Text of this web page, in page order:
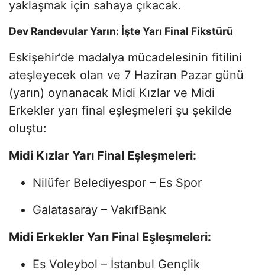
yaklaşmak için sahaya çıkacak.
Dev Randevular Yarın: İşte Yarı Final Fikstürü
Eskişehir’de madalya mücadelesinin fitilini
ateşleyecek olan ve 7 Haziran Pazar günü
(yarın) oynanacak Midi Kızlar ve Midi
Erkekler yarı final eşleşmeleri şu şekilde
oluştu:
Midi Kızlar Yarı Final Eşleşmeleri:
Nilüfer Belediyespor – Es Spor
Galatasaray – VakıfBank
Midi Erkekler Yarı Final Eşleşmeleri:
Es Voleybol – İstanbul Gençlik